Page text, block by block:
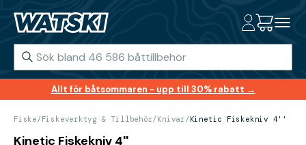
Allt för båtsommaren - upp till 30% rabatt →
Fiske/Fiskeverktyg & Tillbehör/Knivar/Kinetic Fiskekniv 4''
Kinetic Fiskekniv 4''